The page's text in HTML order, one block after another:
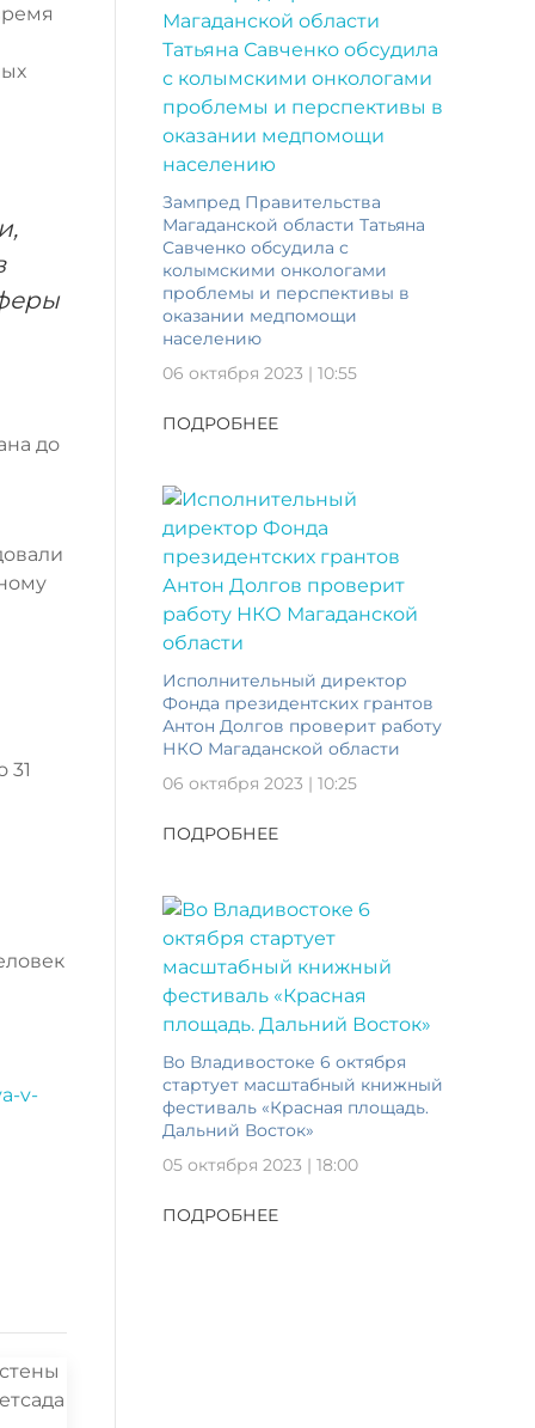
до
31
v-
Зампред Правительства
Магаданской области Татьяна
Савченко обсудила с
колымскими онкологами
проблемы и перспективы в
оказании медпомощи
населению
06 октября 2023 | 10:55
ПОДРОБНЕЕ
Исполнительный директор
Фонда президентских грантов
Антон Долгов проверит работу
НКО Магаданской области
06 октября 2023 | 10:25
ПОДРОБНЕЕ
Во Владивостоке 6 октября
стартует масштабный книжный
фестиваль «Красная площадь.
Дальний Восток»
05 октября 2023 | 18:00
ПОДРОБНЕЕ